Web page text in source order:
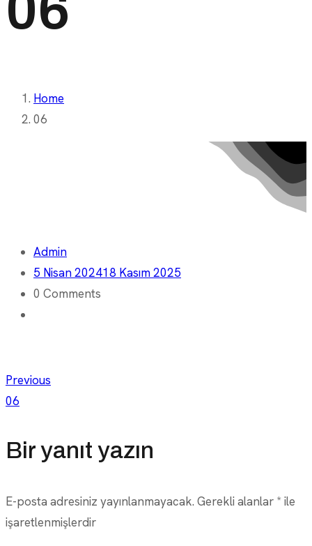
Home
06
Admin
5 Nisan 202418 Kasım 2025
0 Comments
Yazı
gezinmesi
Previous
06
Bir yanıt yazın
E-posta adresiniz yayınlanmayacak. Gerekli alanlar * ile
işaretlenmişlerdir